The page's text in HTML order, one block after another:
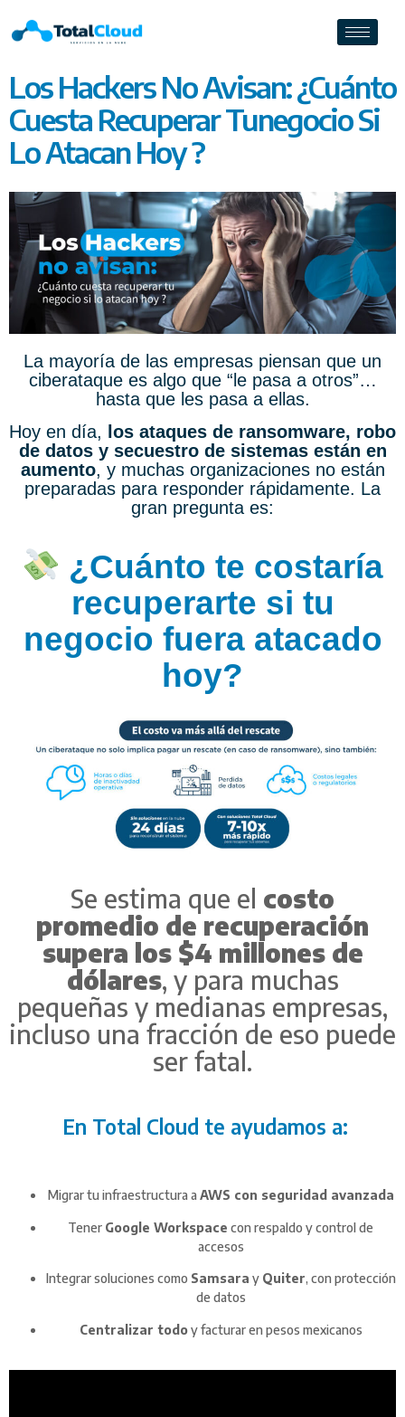
Los Hackers No Avisan: ¿Cuánto
Cuesta Recuperar Tunegocio Si
Lo Atacan Hoy ?
La mayoría de las empresas piensan que un
ciberataque es algo que “le pasa a otros”…
hasta que les pasa a ellas.
Hoy en día, los ataques de ransomware, robo
de datos y secuestro de sistemas están en
aumento, y muchas organizaciones no están
preparadas para responder rápidamente. La
gran pregunta es:
¿Cuánto te costaría
recuperarte si tu
negocio fuera atacado
hoy?
Se estima que el costo
promedio de recuperación
supera los $4 millones de
dólares, y para muchas
pequeñas y medianas empresas,
incluso una fracción de eso puede
ser fatal.
En Total Cloud te ayudamos a:
Migrar tu infraestructura a AWS con seguridad avanzada
Tener Google Workspace con respaldo y control de
accesos
Integrar soluciones como Samsara y Quiter, con protección
de datos
Centralizar todoy facturar en pesos mexicanos